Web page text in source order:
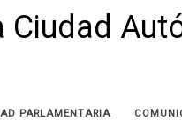
PARLAMENTARIA